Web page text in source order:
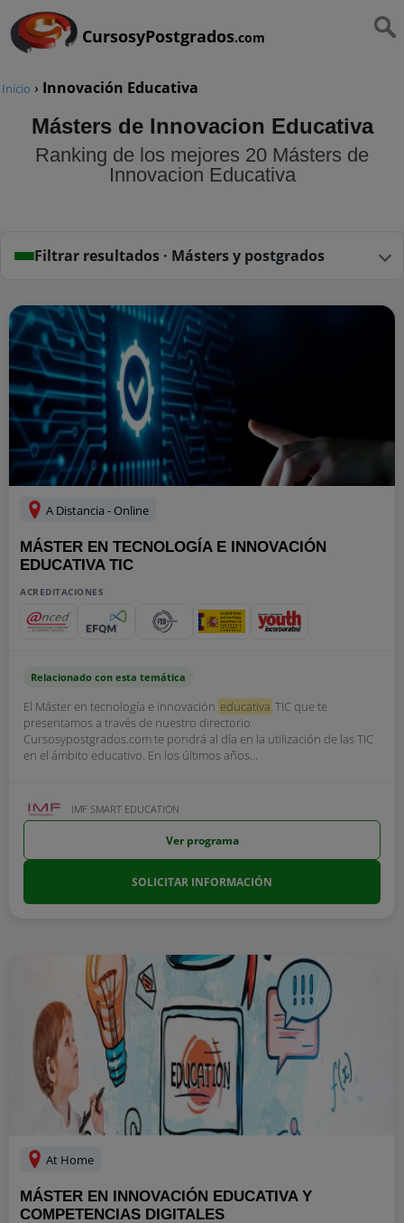
CursosyPostgrados.com
Inicio › Innovación Educativa
Másters de Innovacion Educativa
Ranking de los mejores 20 Másters de
Innovacion Educativa
Filtrar resultados · Másters y postgrados
A Distancia - Online
MÁSTER EN TECNOLOGÍA E INNOVACIÓN
EDUCATIVA TIC
ACREDITACIONES
Relacionado con esta temática
El Máster en tecnología e innovación educativa TIC que te
presentamos a través de nuestro directorio
Cursosypostgrados.com te pondrá al día en la utilización de las TIC
en el ámbito educativo. En los últimos años...
IMF SMART EDUCATION
Ver programa
SOLICITAR INFORMACIÓN
At Home
MÁSTER EN INNOVACIÓN EDUCATIVA Y
COMPETENCIAS DIGITALES